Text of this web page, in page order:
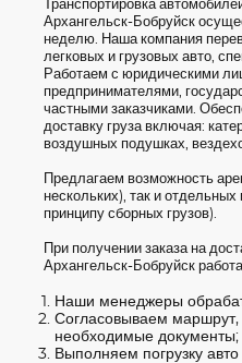
Транспортировка
Архангельск-Бобруйск
неделю. Наша компания
легковых и грузовых авто,
Работаем с юридическими
предпринимателями,
частными заказчиками.
доставку груза включая:
воздушных подушках,
Предлагаем возможность
нескольких), так и
принципу сборных грузов).
При получении заказа на
Архангельск-Бобруйск
Наши менеджеры
Согласовываем маршрут,
необходимые документы;
Выполняем погрузку авто